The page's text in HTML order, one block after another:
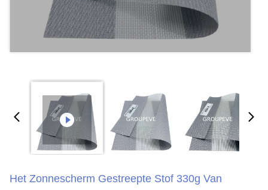
Het Zonnescherm Gestreepte Stof 330g Van